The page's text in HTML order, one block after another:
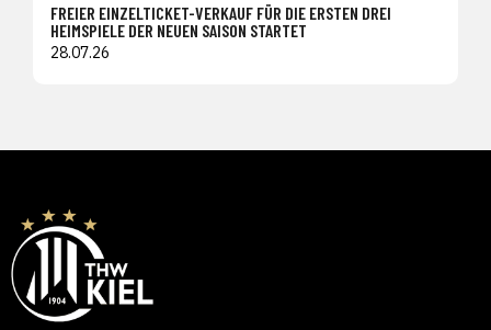
FREIER EINZELTICKET-VERKAUF FÜR DIE ERSTEN DREI
HEIMSPIELE DER NEUEN SAISON STARTET
28.07.26